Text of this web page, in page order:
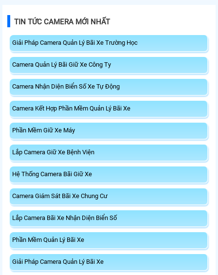
TIN TỨC CAMERA MỚI NHẤT
Giải Pháp Camera Quản Lý Bãi Xe Trường Học
Camera Quản Lý Bãi Giữ Xe Công Ty
Camera Nhận Diện Biển Số Xe Tự Động
Camera Kết Hợp Phần Mềm Quản Lý Bãi Xe
Phần Mềm Giữ Xe Máy
Lắp Camera Giữ Xe Bệnh Viện
Hệ Thống Camera Bãi Giữ Xe
Camera Giám Sát Bãi Xe Chung Cư
Lắp Camera Bãi Xe Nhận Diện Biển Số
Phần Mềm Quản Lý Bãi Xe
Giải Pháp Camera Quản Lý Bãi Xe